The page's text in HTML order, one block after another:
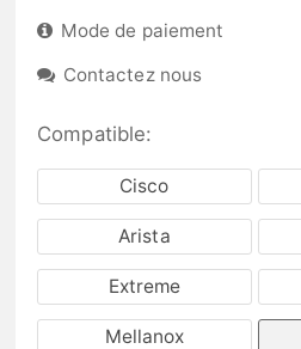
Mode de paiement
Contactez nous
Compatible:
Cisco
Arista
Extreme
Mellanox